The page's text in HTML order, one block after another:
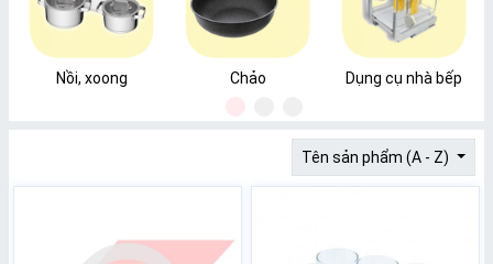
Nồi, xoong Chảo
Dụng cụ nhà bếp
Tên sản phẩm (A - Z)